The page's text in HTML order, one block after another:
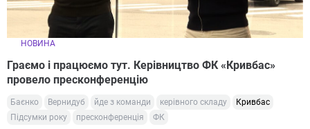
НОВИНА
Граємо і працюємо тут. Керівництво ФК «Кривбас»
провело пресконференцію
Баєнко Вернидуб йде з команди керівного складу
Кривбас
Підсумки року
пресконференція ФК